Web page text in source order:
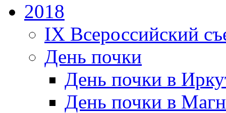
2018
IX Всероссийский
День почки
День почки в
День почки в